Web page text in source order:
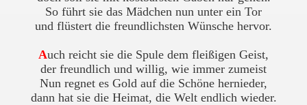
So führt sie das Mädchen nun unter ein Tor
und flüstert die freundlichsten Wünsche hervor.
Auch reicht sie die Spule dem fleißigen Geist,
der freundlich und willig, wie immer zumeist
Nun regnet es Gold auf die Schöne hernieder,
dann hat sie die Heimat, die Welt endlich wieder.